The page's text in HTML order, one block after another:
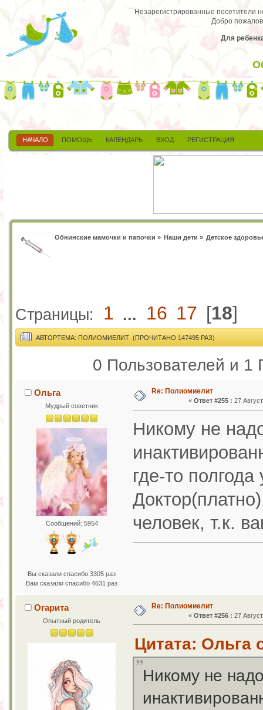
Незарегистрированные посетители
Добро
Для
НАЧАЛО ПОМОЩЬ КАЛЕНДАРЬ ВХОД РЕГИСТРАЦИЯ
Обнинские мамочки и папочки » Наши дети » Детское
Страницы: 1 ... 16 17 [18]
АВТОРТЕМА: ПОЛИОМИЕЛИТ (ПРОЧИТАНО 147495 РАЗ)
0 Пользователей и 1
Ольга
Мудрый советник
Сообщений: 5954
Вы сказали спасибо 3305 раз
Вам сказали спасибо 4631 раз
Re: Полиомиелит
« Ответ #255 : 27
Никому не
где-то
человек, т.к.
Огарита
Опытный родитель
Re: Полиомиелит
« Ответ #256 : 27
Цитата: Ольга
Никому не